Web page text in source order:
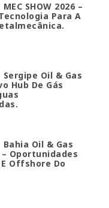
SHOW 2026 –
Para A
Sergipe Oil & Gas
Hub De Gás
Bahia Oil & Gas
– Oportunidades
Offshore Do